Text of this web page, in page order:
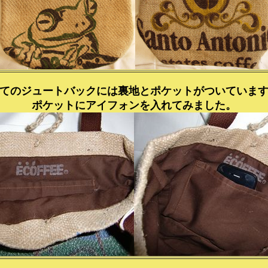
のジュートバックには裏地とポケットがついていま
ポケットにアイフォンを入れてみました。